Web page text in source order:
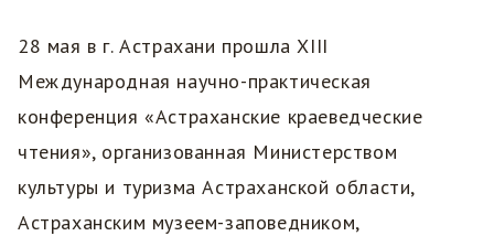
28 мая в г. Астрахани прошла XIII
Международная научно-практическая
конференция «Астраханские краеведческие
чтения», организованная Министерством
культуры и туризма Астраханской области,
Астраханским музеем-заповедником,